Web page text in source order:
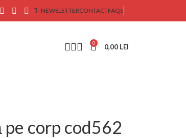
NEWSLETTERCONTACTFAQS
0 0,00 LEI
corp cod562